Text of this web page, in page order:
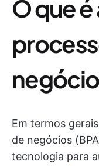
O que
Em termos
de negócios
tecnologia para